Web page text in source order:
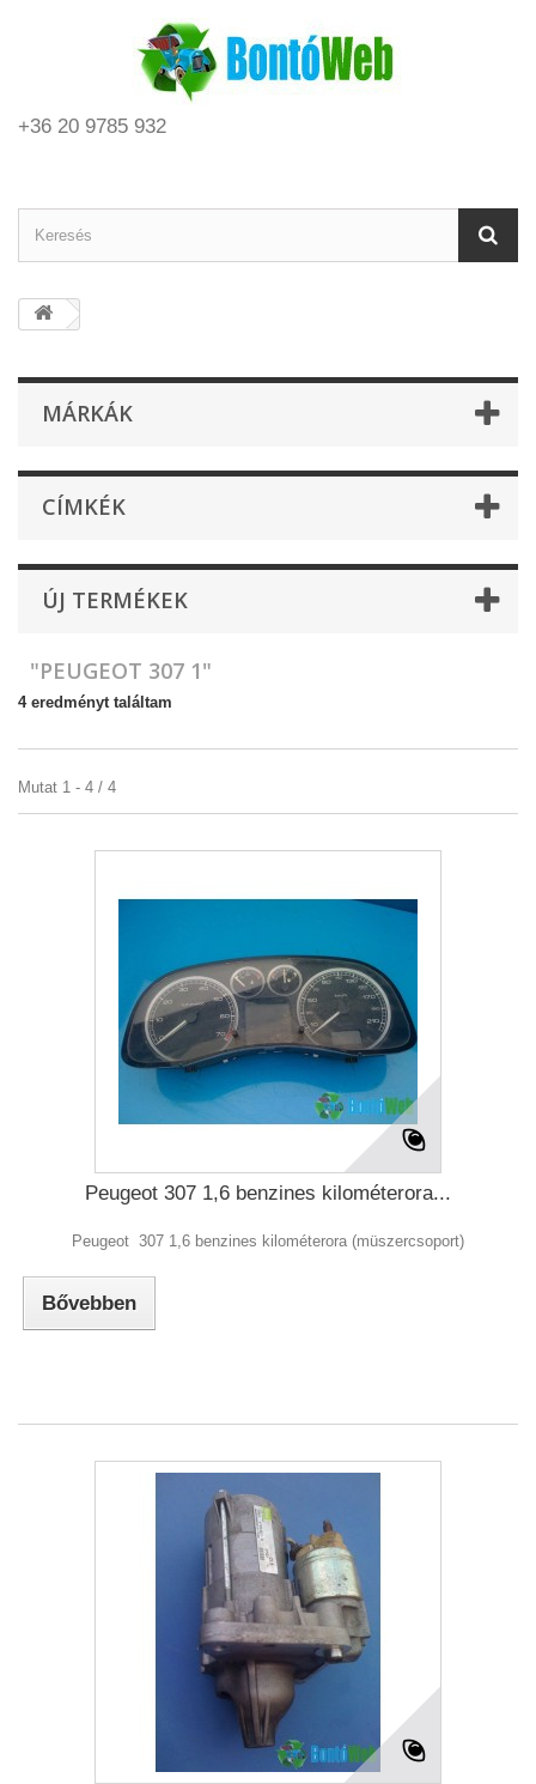
+36 20 9785 932
MÁRKÁK
CÍMKÉK
ÚJ TERMÉKEK
"PEUGEOT 307 1"
4 eredményt találtam
Mutat 1 - 4 / 4
Peugeot 307 1,6 benzines kilométerora...
Peugeot 307 1,6 benzines kilométerora (müszercsoport)
Bővebben